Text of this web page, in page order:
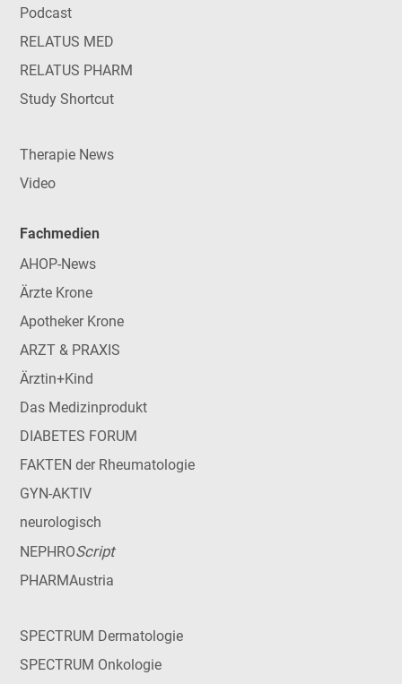
Podcast
RELATUS MED
RELATUS PHARM
Study Shortcut
Therapie News
Video
Fachmedien
AHOP-News
Ärzte Krone
Apotheker Krone
ARZT & PRAXIS
Ärztin+Kind
Das Medizinprodukt
DIABETES FORUM
FAKTEN der Rheumatologie
GYN-AKTIV
neurologisch
NEPHROScript
PHARMAustria
SPECTRUM Dermatologie
SPECTRUM Onkologie